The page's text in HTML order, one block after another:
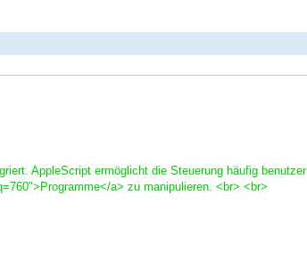
AppleScript ermöglicht die Steuerung häufig benutzer
a> zu manipulieren. <br> <br>